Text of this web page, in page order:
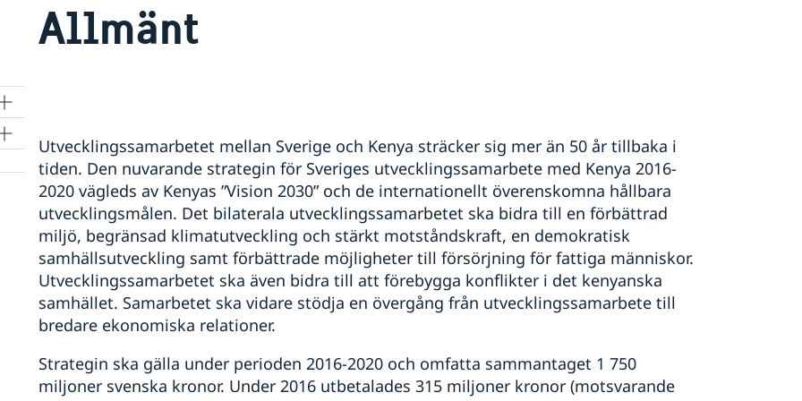
Allmänt
Utvecklingssamarbetet mellan Sverige och Kenya sträcker sig mer än 50 år tillbaka i
tiden. Den nuvarande strategin för Sveriges utvecklingssamarbete med Kenya 2016-
2020 vägleds av Kenyas ”Vision 2030” och de internationellt överenskomna hållbara
utvecklingsmålen. Det bilaterala utvecklingssamarbetet ska bidra till en förbättrad
miljö, begränsad klimatutveckling och stärkt motståndskraft, en demokratisk
samhällsutveckling samt förbättrade möjligheter till försörjning för fattiga människor.
Utvecklingssamarbetet ska även bidra till att förebygga konflikter i det kenyanska
samhället. Samarbetet ska vidare stödja en övergång från utvecklingssamarbete till
bredare ekonomiska relationer.
Strategin ska gälla under perioden 2016-2020 och omfatta sammantaget 1 750
miljoner svenska kronor. Under 2016 utbetalades 315 miljoner kronor (motsvarande